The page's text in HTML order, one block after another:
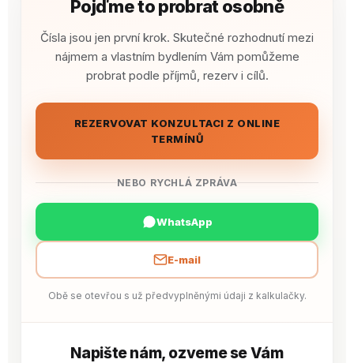
Pojďme to probrat osobně
Čísla jsou jen první krok. Skutečné rozhodnutí mezi
nájmem a vlastním bydlením Vám pomůžeme
probrat podle příjmů, rezerv i cílů.
REZERVOVAT KONZULTACI Z ONLINE
TERMÍNŮ
NEBO RYCHLÁ ZPRÁVA
WhatsApp
E-mail
Obě se otevřou s už předvyplněnými údaji z kalkulačky.
Napište nám, ozveme se Vám